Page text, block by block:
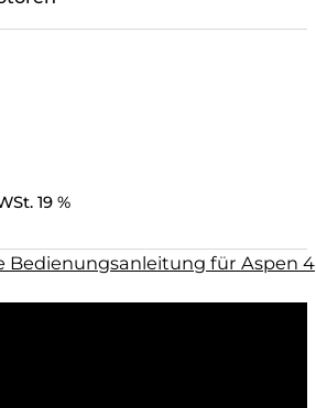
19 %
Bedienungsanleitung für Aspen 4